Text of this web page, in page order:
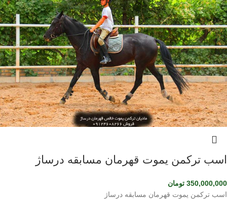
اسب ترکمن یموت قهرمان مسابقه درساژ
350,000,000 تومان
اسب ترکمن یموت قهرمان مسابقه درساژ